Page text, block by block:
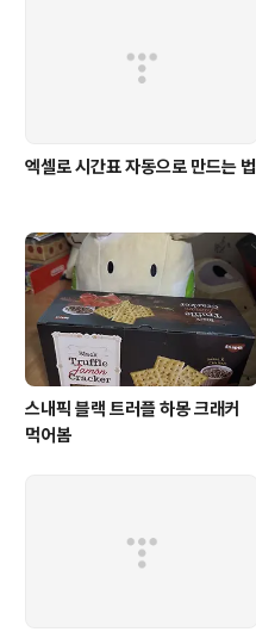
엑셀로 시간표 자동으로 만드는 법
스내픽 블랙 트러플 하몽 크래커
먹어봄